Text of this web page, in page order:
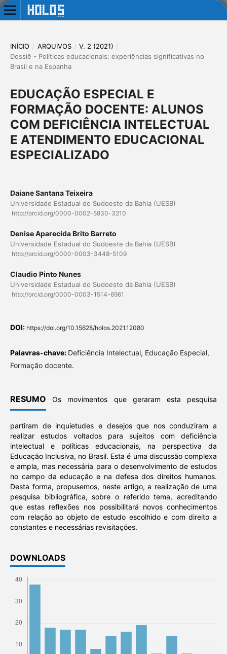
INÍCIO / ARQUIVOS / V. 2 (2021) /
Dossiê - Políticas educacionais: experiências significativas no
Brasil e na Espanha
EDUCAÇÃO ESPECIAL E
FORMAÇÃO DOCENTE: ALUNOS
COM DEFICIÊNCIA INTELECTUAL
E ATENDIMENTO EDUCACIONAL
ESPECIALIZADO
Daiane Santana Teixeira
Universidade Estadual do Sudoeste da Bahia (UESB)
http://orcid.org/0000-0002-5830-3210
Denise Aparecida Brito Barreto
Universidade Estadual do Sudoeste da Bahia (UESB)
http://orcid.org/0000-0003-3448-5109
Claudio Pinto Nunes
Universidade Estadual do Sudoeste da Bahia (UESB)
http://orcid.org/0000-0003-1514-6961
DOI: https://doi.org/10.15628/holos.2021.12080
Palavras-chave: Deficiência Intelectual, Educação Especial,
Formação docente.
RESUMO Os movimentos que geraram esta pesquisa
partiram de inquietudes e desejos que nos conduziram a
realizar estudos voltados para sujeitos com deficiência
intelectual e políticas educacionais, na perspectiva da
Educação Inclusiva, no Brasil. Esta é uma discussão complexa
e ampla, mas necessária para o desenvolvimento de estudos
no campo da educação e na defesa dos direitos humanos.
Desta forma, propusemos, neste artigo, a realização de uma
pesquisa bibliográfica, sobre o referido tema, acreditando
que estas reflexões nos possibilitará novos conhecimentos
com relação ao objeto de estudo escolhido e com direito a
constantes e necessárias revisitações.
DOWNLOADS